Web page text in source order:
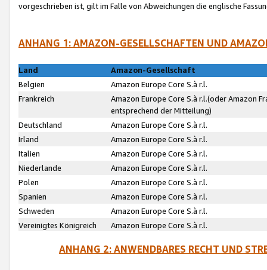
vorgeschrieben ist, gilt im Falle von Abweichungen die englische
ANHANG 1: AMAZON-GESELLSCHAFTEN UND
Land
Amazon-Gesellschaft
Belgien
Amazon Europe Core S.à r.l.
Frankreich
Amazon Europe Core S.à r.l.(oder Amazon
entsprechend der Mitteilung)
Deutschland
Amazon Europe Core S.à r.l.
Irland
Amazon Europe Core S.à r.l.
Italien
Amazon Europe Core S.à r.l.
Niederlande
Amazon Europe Core S.à r.l.
Polen
Amazon Europe Core S.à r.l.
Spanien
Amazon Europe Core S.à r.l.
Schweden
Amazon Europe Core S.à r.l.
Vereinigtes Königreich
Amazon Europe Core S.à r.l.
ANHANG 2: ANWENDBARES RECHT UND